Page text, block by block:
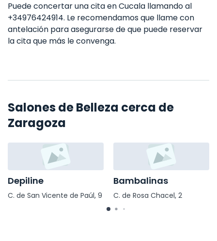
Puede concertar una cita en Cucala llamando al
+34976424914. Le recomendamos que llame con
antelación para asegurarse de que puede reservar
la cita que más le convenga.
Salones de Belleza cerca de
Zaragoza
Depiline
C. de San Vicente de Paúl, 9
Bambalinas
C. de Rosa Chacel, 2